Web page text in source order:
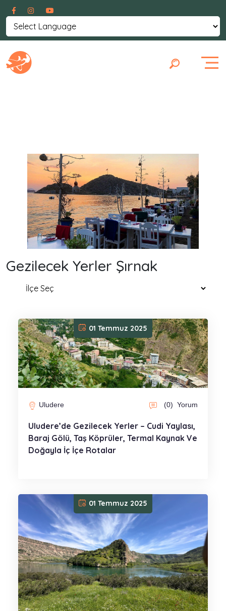
Gezilecek Yerler Şırnak
01 Temmuz 2025
Uludere (0) Yorum
Uludere’de Gezilecek Yerler – Cudi Yaylası,
Baraj Gölü, Taş Köprüler, Termal Kaynak Ve
Doğayla İç İçe Rotalar
01 Temmuz 2025